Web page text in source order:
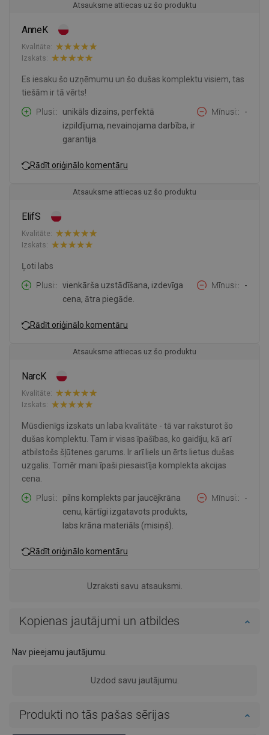
Atsauksme attiecas uz šo produktu
AnneK
Kvalitāte:
Izskats:
Es iesaku šo uzņēmumu un šo dušas komplektu visiem, tas
tiešām ir tā vērts!
Plusi:
unikāls dizains, perfektā
izpildījuma, nevainojama darbība, ir
garantija.
Mīnusi: -
Rādīt oriģinālo komentāru
Atsauksme attiecas uz šo produktu
ElifS
Kvalitāte:
Izskats:
Ļoti labs
Plusi:
vienkārša uzstādīšana, izdevīga
cena, ātra piegāde.
Mīnusi: -
Rādīt oriģinālo komentāru
Atsauksme attiecas uz šo produktu
NarcK
Kvalitāte:
Izskats:
Mūsdienīgs izskats un laba kvalitāte - tā var raksturot šo
dušas komplektu. Tam ir visas īpašības, ko gaidīju, kā arī
atbilstošs šļūtenes garums. Ir arī liels un ērts lietus dušas
uzgalis. Tomēr mani īpaši piesaistīja komplekta akcijas
cena.
Plusi:
pilns komplekts par jaucējkrāna
cenu, kārtīgi izgatavots produkts,
labs krāna materiāls (misiņš).
Mīnusi: -
Rādīt oriģinālo komentāru
Uzraksti savu atsauksmi.
Kopienas jautājumi un atbildes
Nav pieejamu jautājumu.
Uzdod savu jautājumu.
Produkti no tās pašas sērijas